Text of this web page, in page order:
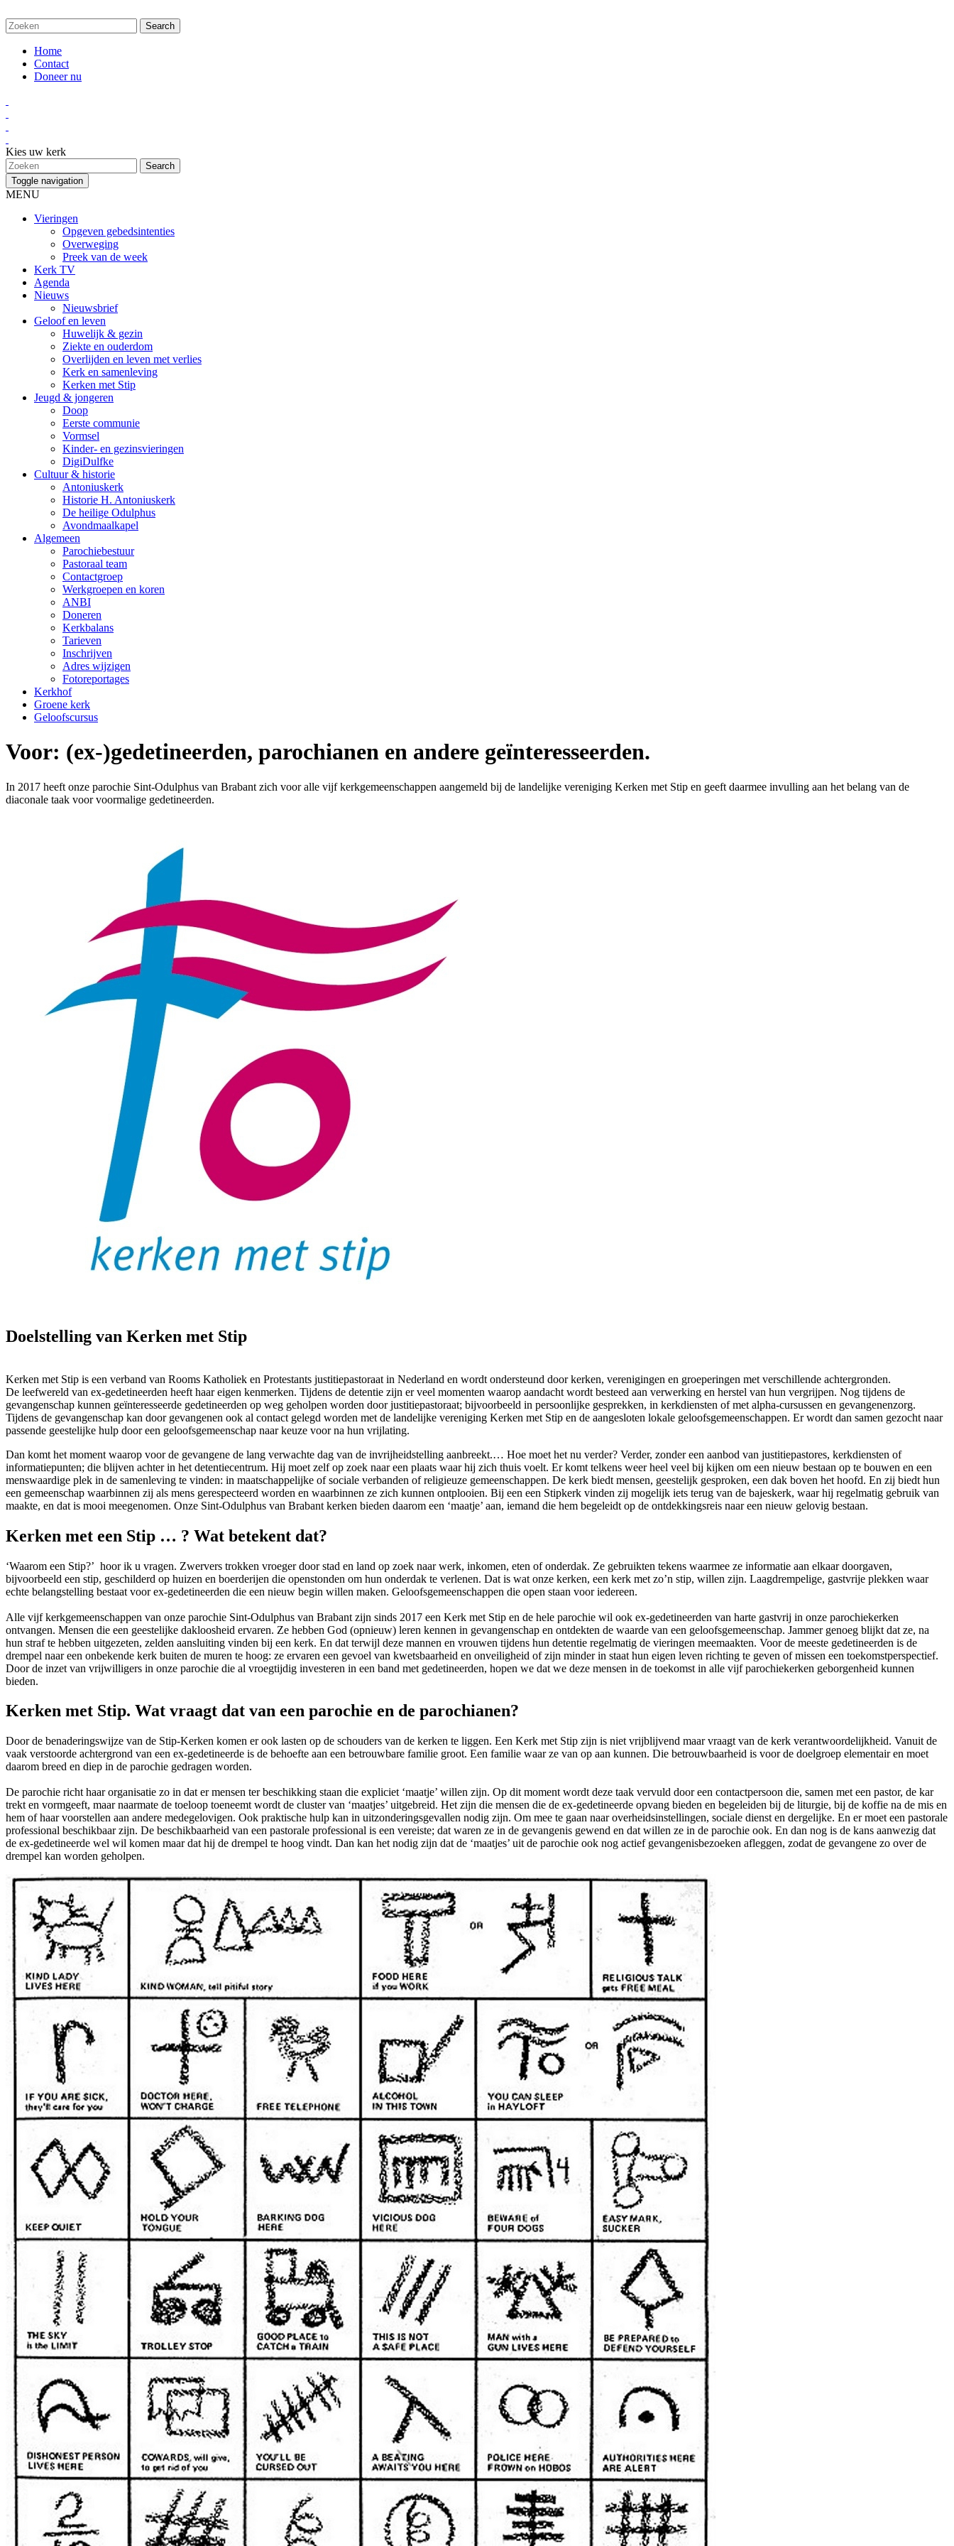
Home
Contact
Doneer nu
Kies uw kerk
Toggle navigation
MENU
Vieringen
Opgeven gebedsintenties
Overweging
Preek van de week
Kerk TV
Agenda
Nieuws
Nieuwsbrief
Geloof en leven
Huwelijk & gezin
Ziekte en ouderdom
Overlijden en leven met verlies
Kerk en samenleving
Kerken met Stip
Jeugd & jongeren
Doop
Eerste communie
Vormsel
Kinder- en gezinsvieringen
DigiDulfke
Cultuur & historie
Antoniuskerk
Historie H. Antoniuskerk
De heilige Odulphus
Avondmaalkapel
Algemeen
Parochiebestuur
Pastoraal team
Contactgroep
Werkgroepen en koren
ANBI
Doneren
Kerkbalans
Tarieven
Inschrijven
Adres wijzigen
Fotoreportages
Kerkhof
Groene kerk
Geloofscursus
Voor: (ex-)gedetineerden, parochianen en andere geïnteresseerden.
In 2017 heeft onze parochie Sint-Odulphus van Brabant zich voor alle vijf kerkgemeenschappen aangemeld bij de landelijke vereniging Kerken met Stip en geeft daarmee invulling aan het belang van de
diaconale taak voor voormalige gedetineerden.
Doelstelling van Kerken met Stip
Kerken met Stip is een verband van Rooms Katholiek en Protestants justitiepastoraat in Nederland en wordt ondersteund door kerken, verenigingen en groeperingen met verschillende achtergronden.
De leefwereld van ex-gedetineerden heeft haar eigen kenmerken. Tijdens de detentie zijn er veel momenten waarop aandacht wordt besteed aan verwerking en herstel van hun vergrijpen. Nog tijdens de
gevangenschap kunnen geïnteresseerde gedetineerden op weg geholpen worden door justitiepastoraat; bijvoorbeeld in persoonlijke gesprekken, in kerkdiensten of met alpha-cursussen en gevangenenzorg.
Tijdens de gevangenschap kan door gevangenen ook al contact gelegd worden met de landelijke vereniging Kerken met Stip en de aangesloten lokale geloofsgemeenschappen. Er wordt dan samen gezocht naar
passende geestelijke hulp door een geloofsgemeenschap naar keuze voor na hun vrijlating.
Dan komt het moment waarop voor de gevangene de lang verwachte dag van de invrijheidstelling aanbreekt.… Hoe moet het nu verder? Verder, zonder een aanbod van justitiepastores, kerkdiensten of
informatiepunten; die blijven achter in het detentiecentrum. Hij moet zelf op zoek naar een plaats waar hij zich thuis voelt. Er komt telkens weer heel veel bij kijken om een nieuw bestaan op te bouwen en een
menswaardige plek in de samenleving te vinden: in maatschappelijke of sociale verbanden of religieuze gemeenschappen. De kerk biedt mensen, geestelijk gesproken, een dak boven het hoofd. En zij biedt hun
een gemeenschap waarbinnen zij als mens gerespecteerd worden en waarbinnen ze zich kunnen ontplooien. Bij een een Stipkerk vinden zij mogelijk iets terug van de bajeskerk, waar hij regelmatig gebruik van
maakte, en dat is mooi meegenomen. Onze Sint-Odulphus van Brabant kerken bieden daarom een ‘maatje’ aan, iemand die hem begeleidt op de ontdekkingsreis naar een nieuw gelovig bestaan.
Kerken met een Stip … ? Wat betekent dat?
‘Waarom een Stip?’ hoor ik u vragen. Zwervers trokken vroeger door stad en land op zoek naar werk, inkomen, eten of onderdak. Ze gebruikten tekens waarmee ze informatie aan elkaar doorgaven,
bijvoorbeeld een stip, geschilderd op huizen en boerderijen die openstonden om hun onderdak te verlenen. Dat is wat onze kerken, een kerk met zo’n stip, willen zijn. Laagdrempelige, gastvrije plekken waar
echte belangstelling bestaat voor ex-gedetineerden die een nieuw begin willen maken. Geloofsgemeenschappen die open staan voor iedereen.
Alle vijf kerkgemeenschappen van onze parochie Sint-Odulphus van Brabant zijn sinds 2017 een Kerk met Stip en de hele parochie wil ook ex-gedetineerden van harte gastvrij in onze parochiekerken
ontvangen. Mensen die een geestelijke dakloosheid ervaren. Ze hebben God (opnieuw) leren kennen in gevangenschap en ontdekten de waarde van een geloofsgemeenschap. Jammer genoeg blijkt dat ze, na
hun straf te hebben uitgezeten, zelden aansluiting vinden bij een kerk. En dat terwijl deze mannen en vrouwen tijdens hun detentie regelmatig de vieringen meemaakten. Voor de meeste gedetineerden is de
drempel naar een onbekende kerk buiten de muren te hoog: ze ervaren een gevoel van kwetsbaarheid en onveiligheid of zijn minder in staat hun eigen leven richting te geven of missen een toekomstperspectief.
Door de inzet van vrijwilligers in onze parochie die al vroegtijdig investeren in een band met gedetineerden, hopen we dat we deze mensen in de toekomst in alle vijf parochiekerken geborgenheid kunnen
bieden.
Kerken met Stip. Wat vraagt dat van een parochie en de parochianen?
Door de benaderingswijze van de Stip-Kerken komen er ook lasten op de schouders van de kerken te liggen. Een Kerk met Stip zijn is niet vrijblijvend maar vraagt van de kerk verantwoordelijkheid. Vanuit de
vaak verstoorde achtergrond van een ex-gedetineerde is de behoefte aan een betrouwbare familie groot. Een familie waar ze van op aan kunnen. Die betrouwbaarheid is voor de doelgroep elementair en moet
daarom breed en diep in de parochie gedragen worden.
De parochie richt haar organisatie zo in dat er mensen ter beschikking staan die expliciet ‘maatje’ willen zijn. Op dit moment wordt deze taak vervuld door een contactpersoon die, samen met een pastor, de kar
trekt en vormgeeft, maar naarmate de toeloop toeneemt wordt de cluster van ‘maatjes’ uitgebreid. Het zijn die mensen die de ex-gedetineerde opvang bieden en begeleiden bij de liturgie, bij de koffie na de mis en
hem of haar voorstellen aan andere medegelovigen. Ook praktische hulp kan in uitzonderingsgevallen nodig zijn. Om mee te gaan naar overheidsinstellingen, sociale dienst en dergelijke. En er moet een pastorale
professional beschikbaar zijn. De beschikbaarheid van een pastorale professional is een vereiste; dat waren ze in de gevangenis gewend en dat willen ze in de parochie ook. En dan nog is de kans aanwezig dat
de ex-gedetineerde wel wil komen maar dat hij de drempel te hoog vindt. Dan kan het nodig zijn dat de ‘maatjes’ uit de parochie ook nog actief gevangenisbezoeken afleggen, zodat de gevangene zo over de
drempel kan worden geholpen.